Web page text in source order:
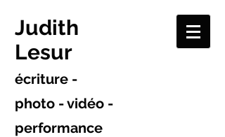
Judith
Lesur
écriture -
photo - vidéo -
performance